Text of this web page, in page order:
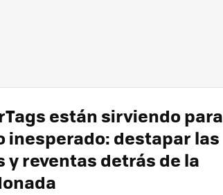
están sirviendo para
inesperado: destapar las
y reventas detrás de la